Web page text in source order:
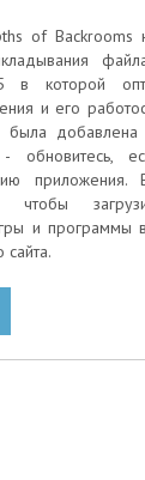
of Backrooms
в которой
и его
была
обновитесь,
приложения.
чтобы
и программы